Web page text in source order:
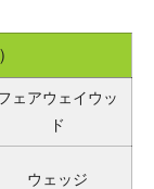
）
ェアウェイウッ
ド
ウェッジ